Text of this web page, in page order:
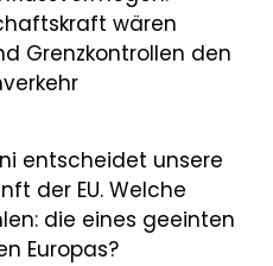
wären
Grenzkontrollen den
entscheidet unsere
der EU. Welche
die eines geeinten
Europas?